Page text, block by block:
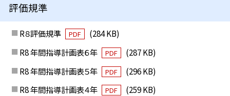
評価規準
R８評価規準 PDF
(284 KB)
R8 年間指導計画表６年
PDF
(287 KB)
R8 年間指導計画表５年
PDF
(296 KB)
R8 年間指導計画表４年
PDF
(259 KB)